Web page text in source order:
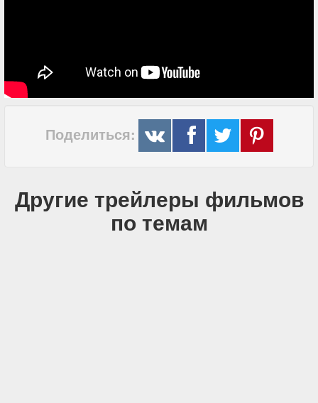
Поделиться:
Другие трейлеры фильмов
по темам